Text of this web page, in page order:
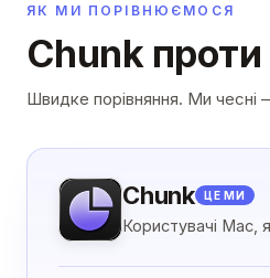
ЯК МИ ПОРІВНЮЄМОСЯ
Chunk проти
Швидке порівняння. Ми чесні
Chunk ЦЕ МИ
Користувачі Mac,